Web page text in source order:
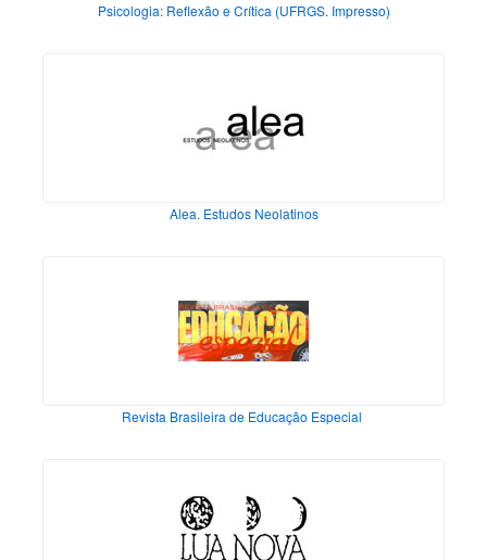
Psicologia: Reflexão e Crítica (UFRGS. Impresso)
Alea. Estudos Neolatinos
Revista Brasileira de Educação Especial